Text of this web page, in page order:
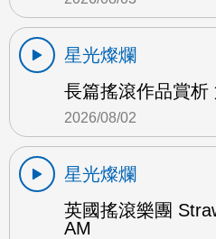
星光燦爛
長篇搖滾作品賞析
2026/08/02
星光燦爛
英國搖滾樂團
AM